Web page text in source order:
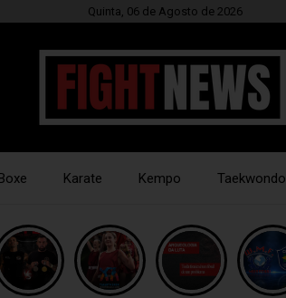
Quinta, 06 de Agosto de 2026
Karate Kempo Taekwondo